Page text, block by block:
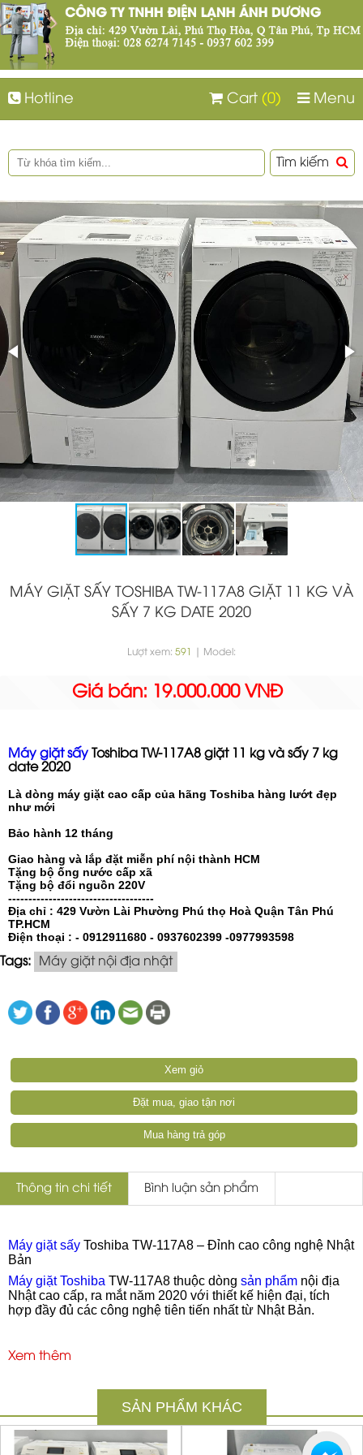
Hotline Menu
Cart (0)
Tìm kiếm
MÁY GIẶT SẤY TOSHIBA TW-117A8 GIẶT 11 KG VÀ
SẤY 7 KG DATE 2020
Lượt xem: 591 | Model:
Giá bán: 19.000.000 VNĐ
Máy giặt sấy Toshiba TW-117A8 giặt 11 kg và sấy 7 kg
date 2020
Là dòng máy giặt cao cấp của hãng Toshiba hàng lướt đẹp
như mới
Bảo hành 12 tháng
Giao hàng và lắp đặt miễn phí nội thành HCM
Tặng bộ ống nước cấp xã
Tặng bộ đổi nguồn 220V
------------------------------------
Địa chỉ : 429 Vườn Lài Phường Phú thọ Hoà Quận Tân Phú
TP.HCM
Điện thoại : - 0912911680 - 0937602399 -0977993598
Tags: Máy giặt nội địa nhật
Xem giỏ
Đặt mua, giao tận nơi
Mua hàng trả góp
Thông tin chi tiết Bình luận sản phẩm
Máy giặt sấy Toshiba TW-117A8 – Đỉnh cao công nghệ Nhật
Bản
Máy giặt Toshiba TW-117A8 thuộc dòng sản phẩm nội địa
Nhật cao cấp, ra mắt năm 2020 với thiết kế hiện đại, tích
hợp đầy đủ các công nghệ tiên tiến nhất từ Nhật Bản.
phù hợp với không gian chung cư nhờ độ ồn thấp và vận
Động cơ truyền động trực tiếp S-DD/Inverter
- Gắn trực tiếp vào lồng giặt, giảm ma sát và rung động tối
đa.
Xem thêm
SẢN PHẨM KHÁC